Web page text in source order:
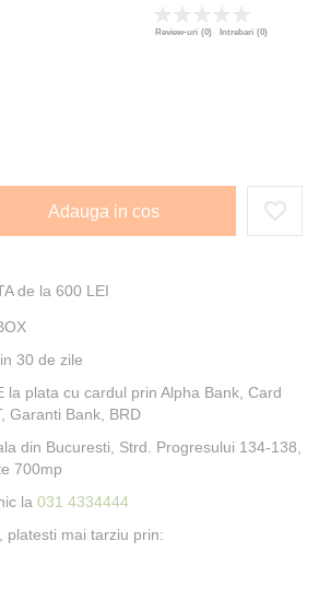
0
% of100
Review-uri (0) Intrebari (0)
Adauga in cos
de la 600 LEI
30 de zile
la plata cu cardul prin Alpha Bank, Card
Garanti Bank, BRD
din Bucuresti, Strd. Progresului 134-138,
700mp
la 031 4334444
platesti mai tarziu prin: